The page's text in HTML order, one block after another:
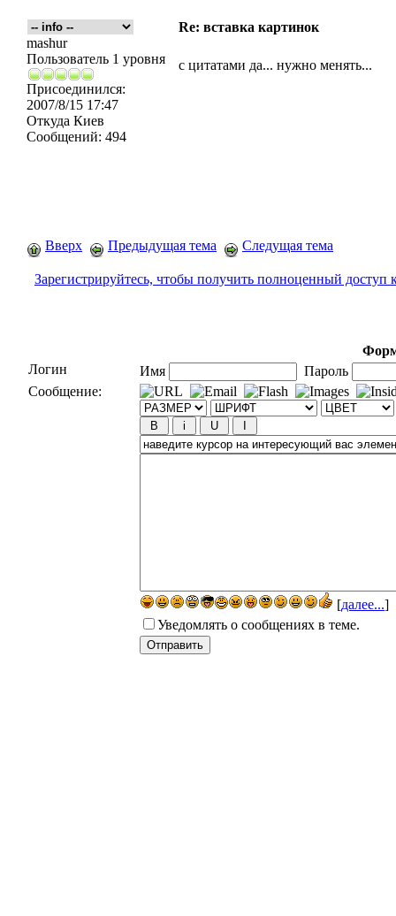
Re: вставка картинок
mashur
Пользователь 1 уровня
Присоединился:
2007/8/15 17:47
Откуда Киев
Сообщений: 494
с цитатами да... нужно менять...
Вверх Предыдущая тема Следущая тема
Зарегистрируйтесь, чтобы получить полноценный доступ
Логин
Имя
Пароль
Сообщение:
[далее...]
Уведомлять о сообщениях в теме.